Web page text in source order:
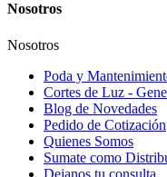
Nosotros
Nosotros
Poda y
Cortes de Luz -
Blog de Novedades
Pedido de Cotización
Quienes Somos
Sumate como
Dejanos tu consulta